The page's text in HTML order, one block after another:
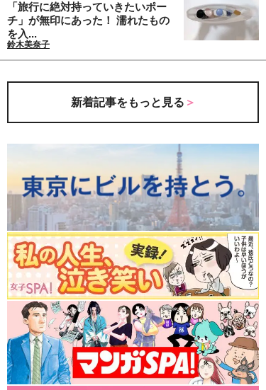
「旅行に絶対持っていきたいポー
チ」が無印にあった！ 濡れたもの
を入...
鈴木美奈子
新着記事をもっと見る